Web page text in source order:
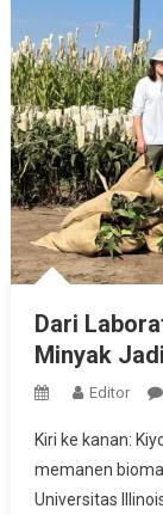
Dari
Minyak
Editor
Kiri ke kanan:
memanen
Universitas